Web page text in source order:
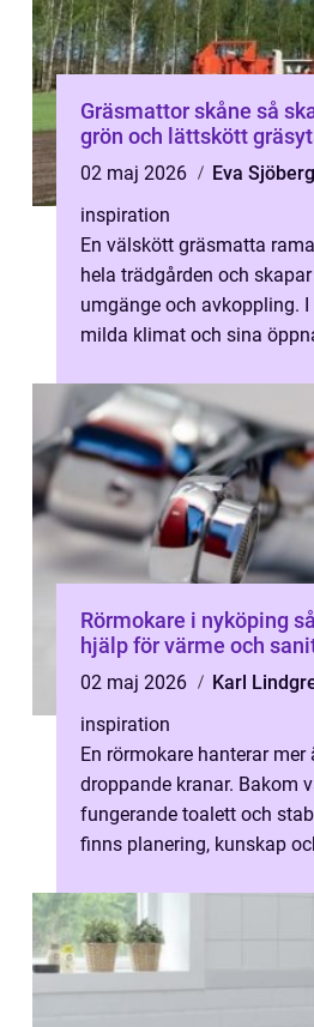
Gräsmattor skåne så skapar du en tät,
grön och lättskött
02 maj 2026
Eva Sjöberg
inspiration
En välskött gräsmatta
hela trädgården och
umgänge och avkoppling.
milda klimat och sina
Rörmokare i nyköping så väljer du rätt
hjälp för värme och
02 maj 2026
Karl
inspiration
En rörmokare hanterar mer
droppande kranar. Bakom
fungerande toalett och
finns planering, kunskap